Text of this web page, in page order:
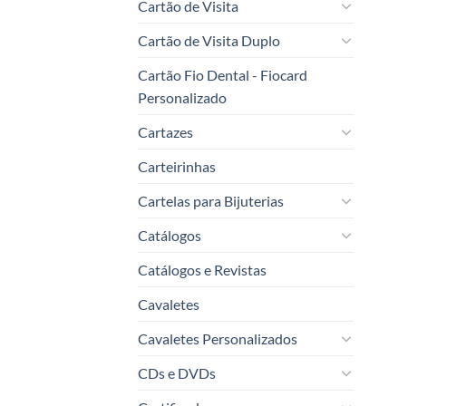
Cartão de Visita
Cartão de Visita Duplo
Cartão Fio Dental - Fiocard
Personalizado
Cartazes
Carteirinhas
Cartelas para Bijuterias
Catálogos
Catálogos e Revistas
Cavaletes
Cavaletes Personalizados
CDs e DVDs